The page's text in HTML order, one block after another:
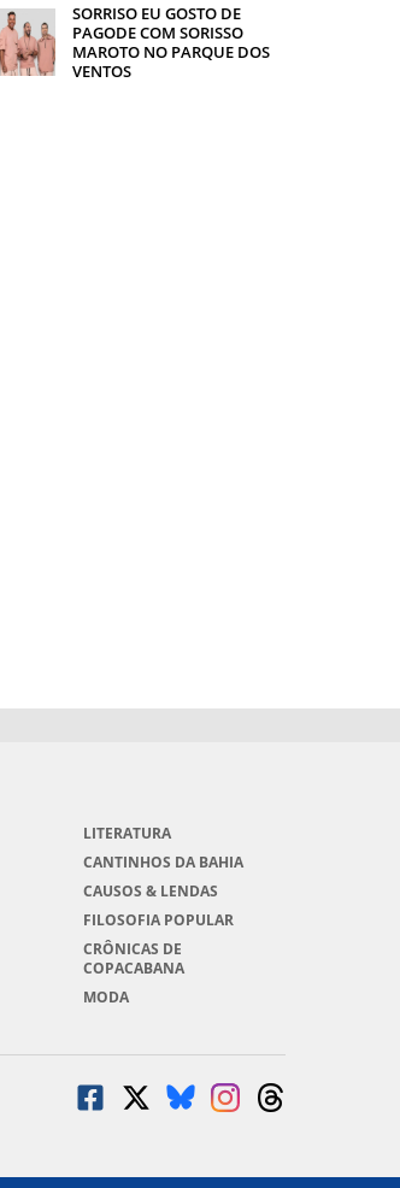
SORRISO EU GOSTO DE
PAGODE COM SORISSO
MAROTO NO PARQUE DOS
VENTOS
LITERATURA
CANTINHOS DA BAHIA
CAUSOS & LENDAS
FILOSOFIA POPULAR
CRÔNICAS DE
COPACABANA
MODA